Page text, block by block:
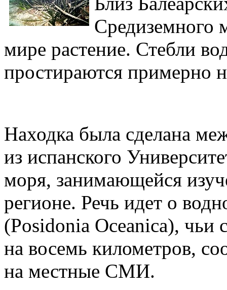
Средиземного
мире растение. Стебли
простираются примерно
Находка была сделана
из испанского
моря, занимающейся
регионе. Речь идет о
(Posidonia Oceanica), чьи
на восемь километров,
на местные СМИ.